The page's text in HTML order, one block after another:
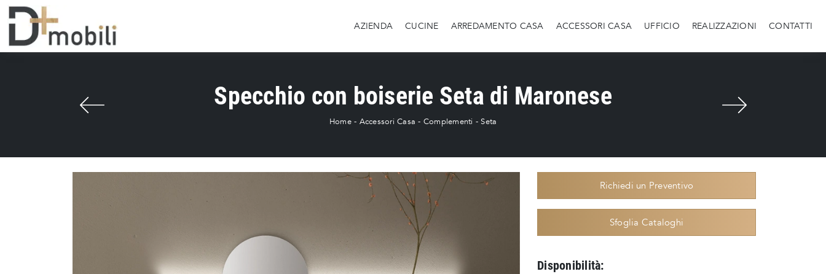
AZIENDA CUCINE ARREDAMENTO CASA ACCESSORI CASA UFFICIO REALIZZAZIONI CONTATTI
Specchio con boiserie Seta di Maronese
Home- Accessori Casa - Complementi - Seta
Richiedi un Preventivo
Sfoglia Cataloghi
Disponibilità: